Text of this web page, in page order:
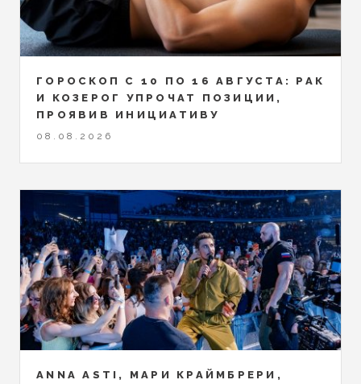
ГОРОСКОП С 10 ПО 16 АВГУСТА: РАК
И КОЗЕРОГ УПРОЧАТ ПОЗИЦИИ,
ПРОЯВИВ ИНИЦИАТИВУ
08.08.2026
ANNA ASTI, МАРИ КРАЙМБРЕРИ,